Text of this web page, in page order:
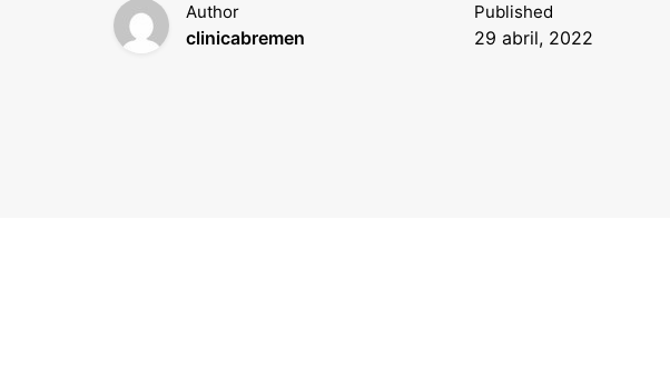
Author
clinicabremen
Published
29 abril, 2022